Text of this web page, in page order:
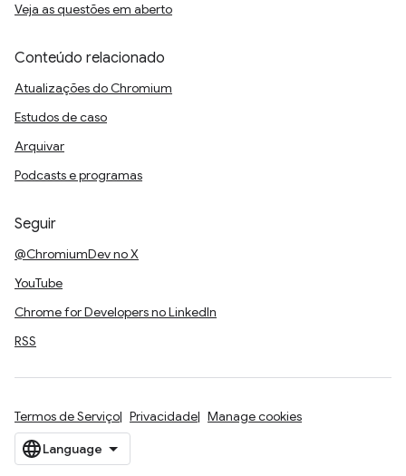
Veja as questões em aberto
Conteúdo relacionado
Atualizações do Chromium
Estudos de caso
Arquivar
Podcasts e programas
Seguir
@ChromiumDev no X
YouTube
Chrome for Developers no LinkedIn
RSS
Termos de Serviço Privacidade Manage cookies